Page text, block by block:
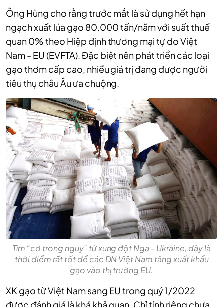
Ông Hùng cho rằng trước mắt là sử dụng hết hạn
ngạch xuất lúa gạo 80.000 tấn/năm với suất thuế
quan 0% theo Hiệp định thương mại tự do Việt
Nam - EU (EVFTA). Đặc biệt nên phát triển các loại
gạo thơm cấp cao, nhiều giá trị đang được người
tiêu thụ châuÂu ưa chuộng.
Tìm “cơ trong nguy” từ xung đột Nga - Ukraine, đây là
thời điểm rất tốt để các DN Việt Nam tăng xuất khẩu
gạo vào thị trường EU.
XK gạo từ Việt Nam sang EU trong quý 1/2022
được đánh giá là khá khả quan. Chỉ tính riêng chưa